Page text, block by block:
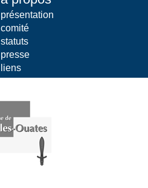
présentation
comité
statuts
presse
liens